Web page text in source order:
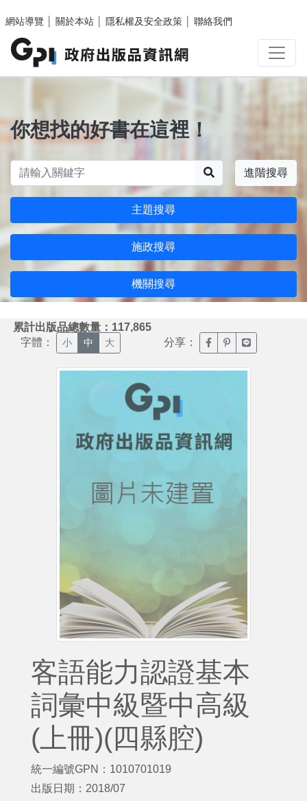
網站導覽
關於本站 隱私權及安全政策 聯絡我們
你想找的好書在這裡！
進階搜尋
主題搜尋
施政搜尋
機關搜尋
累計出版品總數量：117,865
字體： 小 中 大 分享： 臉書分享(另開新視窗)
噗浪分享(另開新
Line分享(另
客語能力認證基本
詞彙中級暨中高級
(上冊)(四縣腔)
統一編號GPN：1010701019
出版日期：2018/07